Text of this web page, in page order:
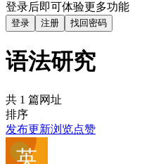
登录后即可体验更多功能
登录 注册 找回密码
语法研究
共 1 篇网址
排序
发布更新浏览点赞